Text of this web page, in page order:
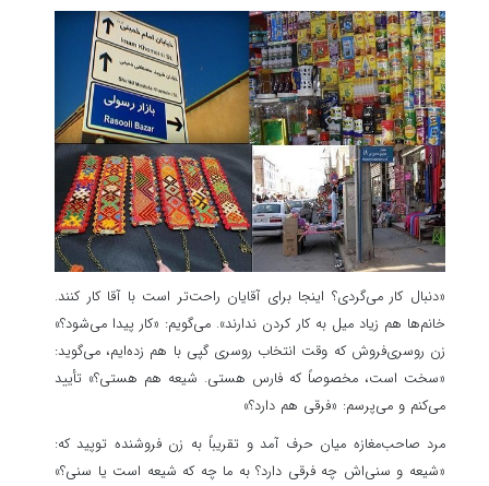
«دنبال کار می‌گردی؟ اینجا برای آقایان راحت‌تر است با آقا کار کنند.
خانم‌ها هم زیاد میل به کار کردن ندارند». می‌گویم: «کار پیدا می‌شود؟»
زن روسری‌فروش که وقت انتخاب روسری گپی با هم زده‌ایم، می‌گوید:
«سخت است، مخصوصاً که فارس هستی. شیعه هم هستی؟» تأیید
می‌کنم و می‌پرسم: «فرقی هم دارد؟»
مرد صاحب‌مغازه میان حرف آمد و تقریباً به زن فروشنده توپید که:
«شیعه و سنی‌اش چه فرقی دارد؟ به ما چه که شیعه است یا سنی؟»